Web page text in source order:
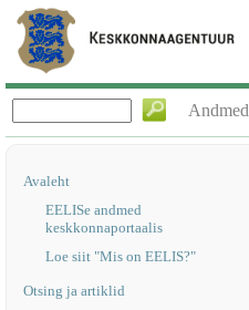
Andmed
Avaleht
EELISe andmed
keskkonnaportaalis
Loe siit "Mis on EELIS?"
Otsing ja artiklid